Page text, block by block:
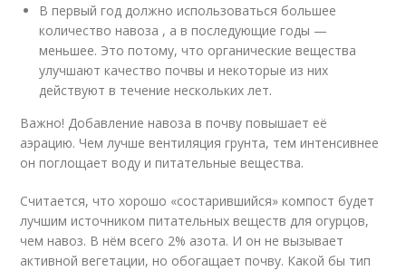
В первый год должно использоваться большее
количество навоза , а в последующие годы —
меньшее. Это потому, что органические вещества
улучшают качество почвы и некоторые из них
действуют в течение нескольких лет.
Важно! Добавление навоза в почву повышает её
аэрацию. Чем лучше вентиляция грунта, тем интенсивнее
он поглощает воду и питательные вещества.
Считается, что хорошо «состарившийся» компост будет
лучшим источником питательных веществ для огурцов,
чем навоз. В нём всего 2% азота. И он не вызывает
активной вегетации, но обогащает почву. Какой бы тип